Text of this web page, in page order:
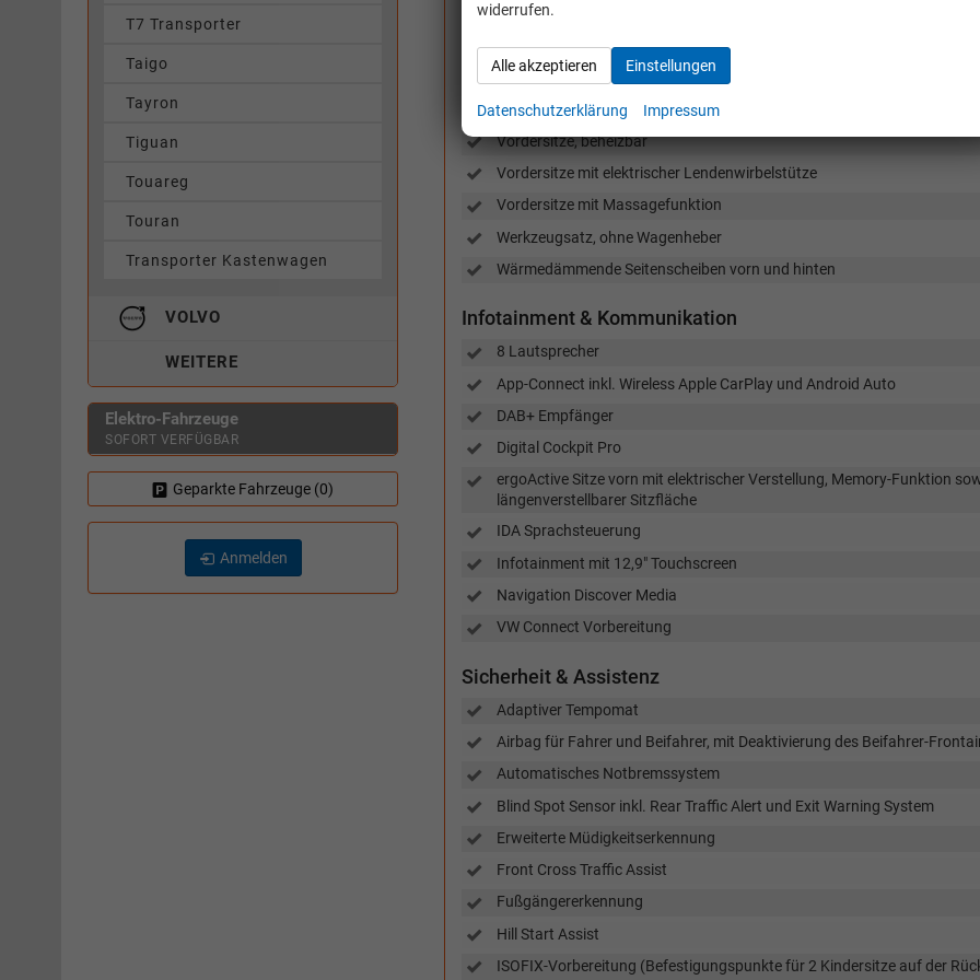
Mittelarmlehne hinten
Multifunktionslederlenkrad, beheizbar mit DSG-Schaltwippen
Netztrennwand
Variabler Gepäckraumboden
Vordersitze, beheizbar
Vordersitze mit elektrischer Lendenwirbelstütze
Vordersitze mit Massagefunktion
Werkzeugsatz, ohne Wagenheber
Wärmedämmende Seitenscheiben vorn und hinten
Infotainment & Kommunikation
8 Lautsprecher
App-Connect inkl. Wireless Apple CarPlay und Android Auto
DAB+ Empfänger
Digital Cockpit Pro
ergoActive Sitze vorn mit elektrischer Verstellung, Memory-Funktion
längenverstellbarer Sitzfläche
IDA Sprachsteuerung
Infotainment mit 12,9" Touchscreen
Navigation Discover Media
VW Connect Vorbereitung
Sicherheit & Assistenz
Adaptiver Tempomat
Airbag für Fahrer und Beifahrer, mit Deaktivierung des Beifahrer-
Automatisches Notbremssystem
Blind Spot Sensor inkl. Rear Traffic Alert und Exit Warning System
Erweiterte Müdigkeitserkennung
Front Cross Traffic Assist
Fußgängererkennung
Hill Start Assist
ISOFIX-Vorbereitung (Befestigungspunkte für 2 Kindersitze auf der
T7 Transporter
Taigo
Tayron
Tiguan
Touareg
Touran
Transporter Kastenwagen
VOLVO
WEITERE
Elektro-Fahrzeuge
SOFORT VERFÜGBAR
Geparkte Fahrzeuge (0)
Anmelden
widerrufen.
Alle akzeptieren Einstellungen
Datenschutzerklärung Impressum